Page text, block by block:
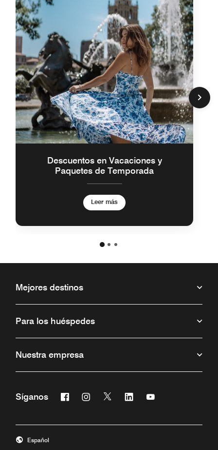
Descuentos en Vacaciones y
Paquetes de Temporada
Leer más
Mejores destinos
Para los huéspedes
Nuestra empresa
Síganos Facebook
Abre una ventana nueva
Instagram
Abre una ventana nueva
Twitter
Abre una ventana nueva
Linkedin
Abre una ventana nueva
Abre una ventana
Español